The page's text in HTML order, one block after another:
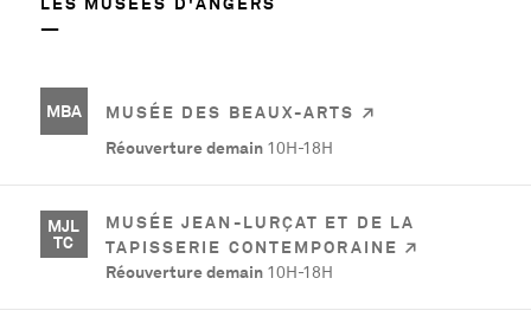
MBA
MUSÉE DES BEAUX-ARTS
Réouverture demain 10H-18H
MJL
TC
MUSÉE JEAN-LURÇAT ET DE LA
TAPISSERIE CONTEMPORAINE
Réouverture demain 10H-18H